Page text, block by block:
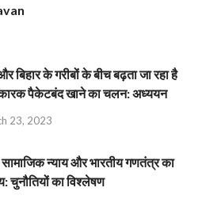
बिहार के गरीबों के बीच बढ़ता जा रहा है
पैकेटबंद खाने का चलन: अध्ययन
23, 2023
न्याय और भारतीय गणतंत्र का
चुनौतियों का विश्लेषण